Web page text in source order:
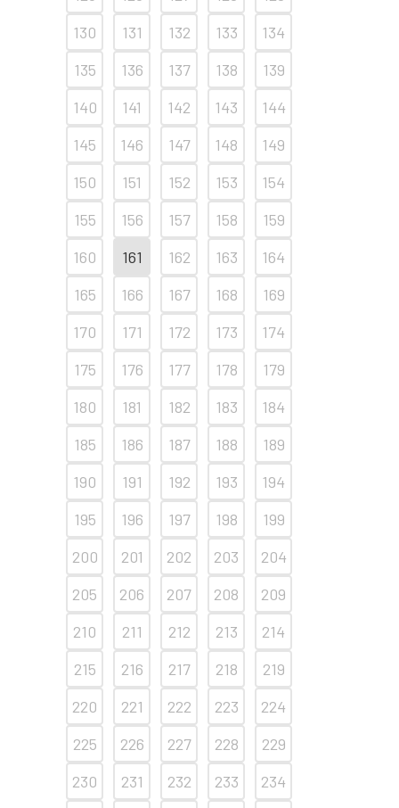
130
131 132 133
134
135
136 137 138
139
140
141 142 143
144
145
146 147 148
149
150
151 152 153
154
155
156 157 158
159
160
161 162 163
164
165
166 167 168
169
170
171 172 173
174
175
176 177 178
179
180
181 182 183
184
185
186 187 188
189
190
191 192 193
194
195
196 197 198
199
200
201 202 203
204
205
206 207 208
209
210
211 212 213
214
215
216 217 218
219
220
221 222 223
224
225
226 227 228
229
230
231 232 233
234